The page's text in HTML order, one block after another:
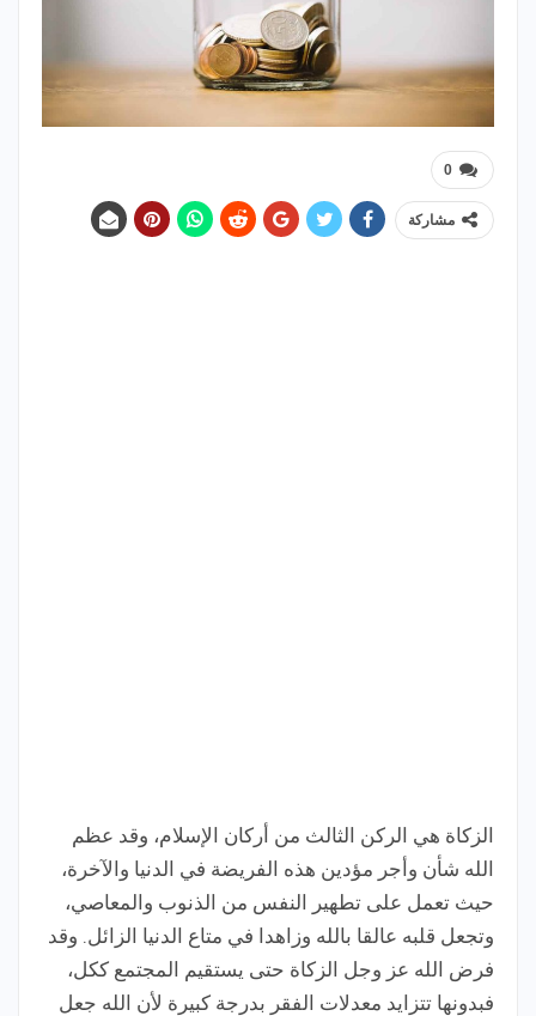
0
مشاركة
الزكاة هي الركن الثالث من أركان الإسلام، وقد عظم
الله شأن وأجر مؤدين هذه الفريضة في الدنيا والآخرة،
حيث تعمل على تطهير النفس من الذنوب والمعاصي،
وتجعل قلبه عالقا بالله وزاهدا في متاع الدنيا الزائل. وقد
فرض الله عز وجل الزكاة حتى يستقيم المجتمع ككل،
فبدونها تتزايد معدلات الفقر بدرجة كبيرة لأن الله جعل